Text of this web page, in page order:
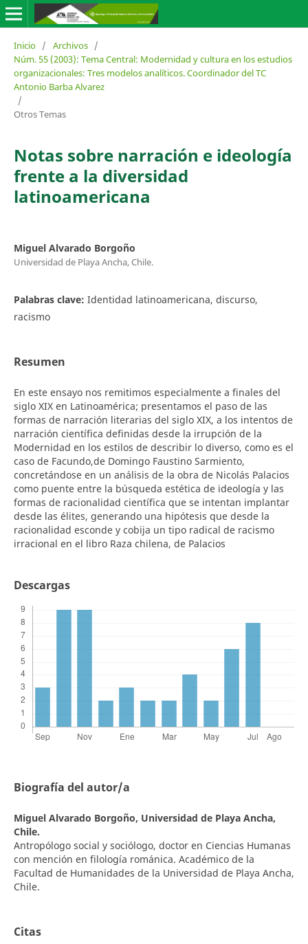
Inicio / Archivos /
Núm. 55 (2003): Tema Central: Modernidad y cultura en los estudios
organizacionales: Tres modelos analíticos. Coordinador del TC
Antonio Barba Alvarez
/
Otros Temas
Notas sobre narración e ideología
frente a la diversidad
latinoamericana
Miguel Alvarado Borgoño
Universidad de Playa Ancha, Chile.
Palabras clave: Identidad latinoamericana, discurso,
racismo
Resumen
En este ensayo nos remitimos especialmente a finales del
siglo XIX en Latinoamérica; presentamos el paso de las
formas de narración literarias del siglo XIX, a los intentos de
narración científica definidas desde la irrupción de la
Modernidad en los estilos de describir lo diverso, como es el
caso de Facundo,de Domingo Faustino Sarmiento,
concretándose en un análisis de la obra de Nicolás Palacios
como puente entre la búsqueda estética de ideología y las
formas de racionalidad científica que se intentan implantar
desde las élites, generando una hipótesis que desde la
racionalidad esconde y cobija un tipo radical de racismo
irracional en el libro Raza chilena, de Palacios
Descargas
Biografía del autor/a
Miguel Alvarado Borgoño, Universidad de Playa Ancha,
Chile.
Antropólogo social y sociólogo, doctor en Ciencias Humanas
con mención en filología románica. Académico de la
Facultad de Humanidades de la Universidad de Playa Ancha,
Chile.
Citas